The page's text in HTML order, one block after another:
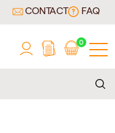
CONTACT FAQ
0